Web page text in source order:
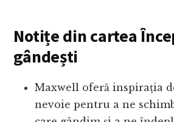
Notițe din cartea
gândești
Maxwell oferă inspirația
nevoie pentru a ne